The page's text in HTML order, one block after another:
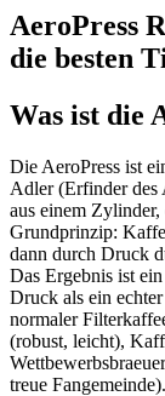
AeroPress
die besten
Was ist die
Die AeroPress ist
Adler (Erfinder des
aus einem
Grundprinzip:
dann durch Druck
Das Ergebnis ist
Druck als ein
normaler
(robust, leicht),
treue Fangemeinde).